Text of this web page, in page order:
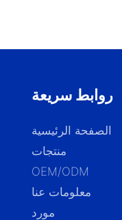
روابط سريعة
الصفحة الرئيسية
منتجات
OEM/ODM
معلومات عنا
مورد